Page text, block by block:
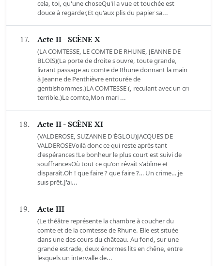
cela, toi, qu'une choseQu'il a vue et touchée est
douce à regarder,Et qu'aux plis du papier sa...
17. Acte II - SCÈNE X
(LA COMTESSE, LE COMTE DE RHUNE, JEANNE DE
BLOIS)(La porte de droite s'ouvre, toute grande,
livrant passage au comte de Rhune donnant la main
à Jeanne de Penthièvre entourée de
gentilshommes.)LA COMTESSE (, reculant avec un cri
terrible.)Le comte,Mon mari ...
18. Acte II - SCÈNE XI
(VALDEROSE, SUZANNE D'ÉGLOU)JACQUES DE
VALDEROSEVoilà donc ce qui reste après tant
d'espérances !Le bonheur le plus court est suivi de
souffrancesOù tout ce qu'on rêvait s'abîme et
disparaît.Oh ! que faire ? que faire ?… Un crime… je
suis prêt.J'ai...
19. Acte III
(Le théâtre représente la chambre à coucher du
comte et de la comtesse de Rhune. Elle est située
dans une des cours du château. Au fond, sur une
grande estrade, deux énormes lits en chêne, entre
lesquels un intervalle de...